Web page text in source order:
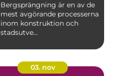
Bergsprängning är en av de
mest avgörande processerna
inom konstruktion och
stadsutve...
03. nov